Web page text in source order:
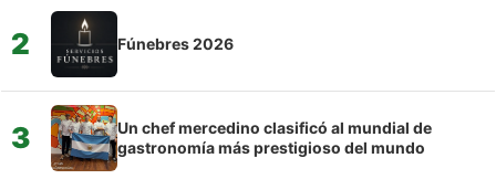
2 Fúnebres 2026
3
Un chef mercedino clasificó al mundial de
gastronomía más prestigioso del mundo